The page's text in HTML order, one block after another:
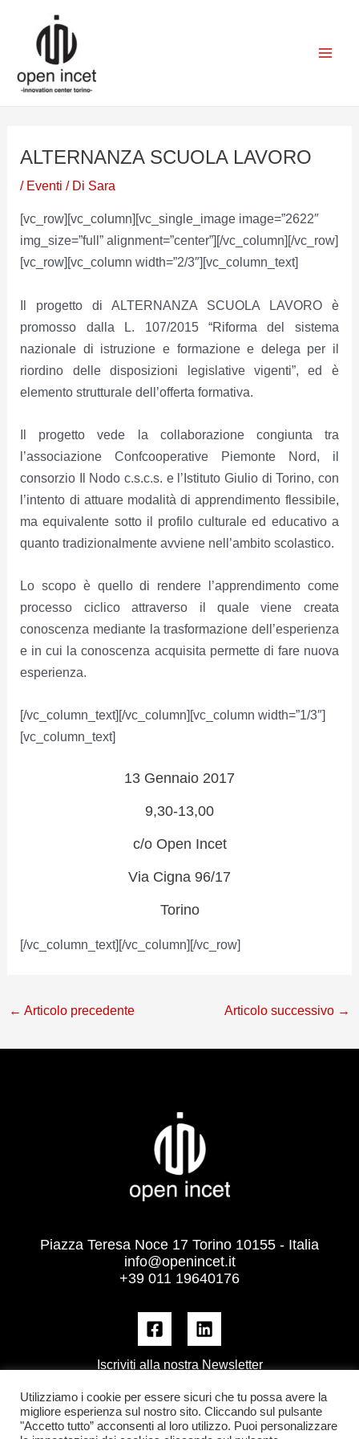
contenuto
ALTERNANZA SCUOLA LAVORO
/ Eventi / Di Sara
[vc_row][vc_column][vc_single_image image=”2622″
img_size=”full” alignment=”center”][/vc_column][/vc_row]
[vc_row][vc_column width=”2/3″][vc_column_text]
Il progetto di ALTERNANZA SCUOLA LAVORO è
promosso dalla L. 107/2015 “Riforma del sistema
nazionale di istruzione e formazione e delega per il
riordino delle disposizioni legislative vigenti”, ed è
elemento strutturale dell’offerta formativa.
Il progetto vede la collaborazione congiunta tra
l’associazione Confcooperative Piemonte Nord, il
consorzio Il Nodo c.s.c.s. e l’Istituto Giulio di Torino, con
l’intento di attuare modalità di apprendimento flessibile,
ma equivalente sotto il profilo culturale ed educativo a
quanto tradizionalmente avviene nell’ambito scolastico.
Lo scopo è quello di rendere l’apprendimento come
processo ciclico attraverso il quale viene creata
conoscenza mediante la trasformazione dell’esperienza
e in cui la conoscenza acquisita permette di fare nuova
esperienza.
[/vc_column_text][/vc_column][vc_column width=”1/3″]
[vc_column_text]
13 Gennaio 2017
9,30-13,00
c/o Open Incet
Via Cigna 96/17
Torino
[/vc_column_text][/vc_column][/vc_row]
articoli
← Articolo precedente Articolo successivo →
Piazza Teresa Noce 17 Torino 10155 - Italia
info@openincet.it
+39 011 19640176
Iscriviti alla nostra Newsletter
Utilizziamo i cookie per essere sicuri che tu possa avere la
migliore esperienza sul nostro sito. Cliccando sul pulsante
"Accetto tutto” acconsenti al loro utilizzo. Puoi personalizzare